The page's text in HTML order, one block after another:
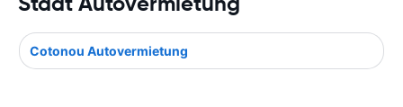
Cotonou Autovermietung